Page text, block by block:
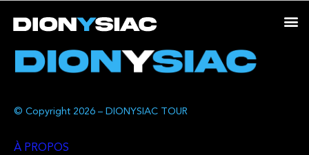
© Copyright 2026 – DIONYSIAC TOUR
À PROPOS